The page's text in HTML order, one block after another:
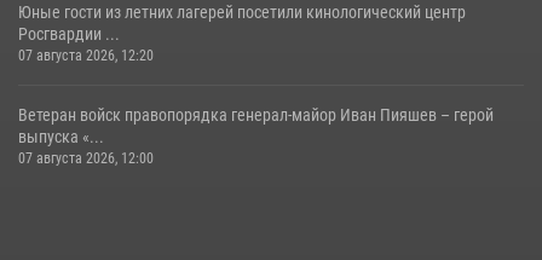
Юные гости из летних лагерей посетили кинологический центр
Росгвардии ...
07 августа 2026, 12:20
Ветеран войск правопорядка генерал-майор Иван Пияшев – герой
выпуска «...
07 августа 2026, 12:00